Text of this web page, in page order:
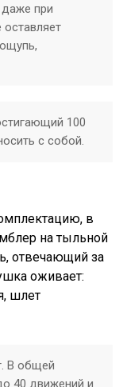
даже при
100
с собой.
в
на тыльной
отвечающий за
оживает:
шлет
В общей
40 движений и